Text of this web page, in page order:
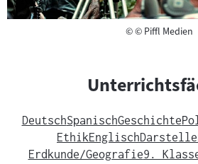
©Copyright
© Piffl Medien
DeutschSpanischGeschichte
EthikEnglisch
Erdkunde/Geografie9.